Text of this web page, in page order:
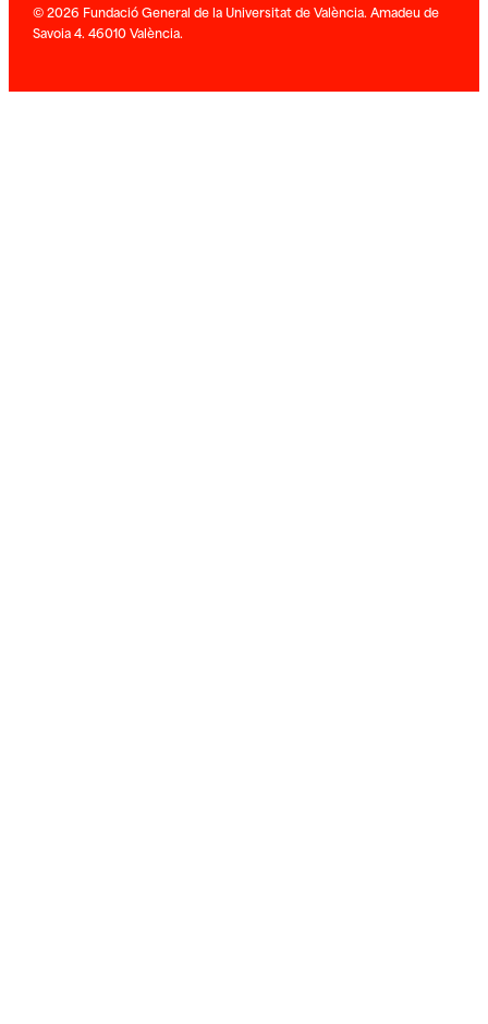
© 2026 Fundació General de la Universitat de València. Amadeu de
Savoia 4. 46010 València.